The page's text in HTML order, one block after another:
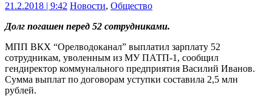
21.2.2018 | 9:42 Новости, Общество
Долг погашен перед 52 сотрудниками.
МПП ВКХ “Орелводоканал” выплатил зарплату 52
сотрудникам, уволенным из МУ ПАТП-1, сообщил
гендиректор коммунального предприятия Василий Иванов.
Сумма выплат по договорам уступки составила 2,5 млн
рублей.